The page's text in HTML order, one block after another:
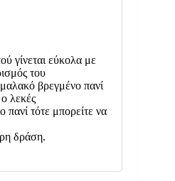
γίνεται εύκολα με
του
μαλακό βρεγμένο πανί
λεκές
πανί τότε μπορείτε να
δράση.